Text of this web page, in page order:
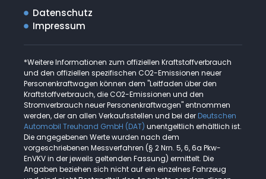
Datenschutz
Impressum
*Weitere Informationen zum offiziellen Kraftstoffverbrauch
und den offiziellen spezifischen CO2-Emissionen neuer
Personenkraftwagen können dem "Leitfaden über den
Kraftstoffverbrauch, die CO2-Emissionen und den
Stromverbrauch neuer Personenkraftwagen" entnommen
werden, der an allen Verkaufsstellen und bei der Deutschen
Automobil Treuhand GmbH (DAT) unentgeltlich erhältlich ist.
Die angegebenen Werte wurden nach dem
vorgeschriebenen Messverfahren (§ 2 Nrn. 5, 6, 6a Pkw-
EnVKV in der jeweils geltenden Fassung) ermittelt. Die
Angaben beziehen sich nicht auf ein einzelnes Fahrzeug